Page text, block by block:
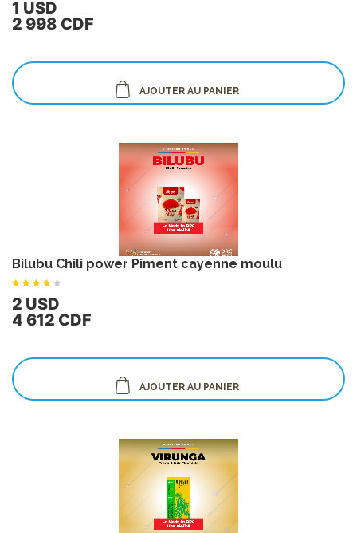
1 USD
2 998 CDF
AJOUTER AU PANIER
Bilubu Chili power Piment cayenne moulu
2 USD
4 612 CDF
AJOUTER AU PANIER